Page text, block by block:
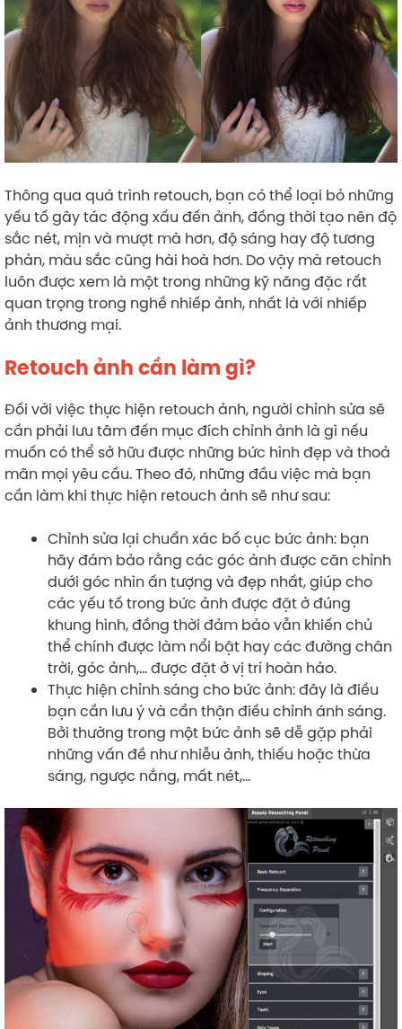
Thông qua quá trình retouch, bạn có thể loại bỏ những
yếu tố gây tác động xấu đến ảnh, đồng thời tạo nên độ
sắc nét, mịn và mượt mà hơn, độ sáng hay độ tương
phản, màu sắc cũng hài hoà hơn. Do vậy mà retouch
luôn được xem là một trong những kỹ năng đặc rất
quan trọng trong nghề nhiếp ảnh, nhất là với nhiếp
ảnh thương mại.
Retouch ảnh cần làm gì?
Đối với việc thực hiện retouch ảnh, người chỉnh sửa sẽ
cần phải lưu tâm đến mục đích chỉnh ảnh là gì nếu
muốn có thể sở hữu được những bức hình đẹp và thoả
mãn mọi yêu cầu. Theo đó, những đầu việc mà bạn
cần làm khi thực hiện retouch ảnh sẽ như sau:
Chỉnh sửa lại chuẩn xác bố cục bức ảnh: bạn
hãy đảm bảo rằng các góc ảnh được căn chỉnh
dưới góc nhìn ấn tượng và đẹp nhất, giúp cho
các yếu tố trong bức ảnh được đặt ở đúng
khung hình, đồng thời đảm bảo vẫn khiến chủ
thể chính được làm nổi bật hay các đường chân
trời, góc ảnh,… được đặt ở vị trí hoàn hảo.
Thực hiện chỉnh sáng cho bức ảnh: đây là điều
bạn cần lưu ý và cẩn thận điều chỉnh ánh sáng.
Bởi thường trong một bức ảnh sẽ dễ gặp phải
những vấn đề như nhiễu ảnh, thiếu hoặc thừa
sáng, ngược nắng, mất nét,…